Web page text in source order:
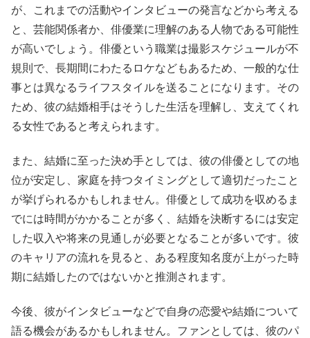
が、これまでの活動やインタビューの発言などから考える
と、芸能関係者か、俳優業に理解のある人物である可能性
が高いでしょう。俳優という職業は撮影スケジュールが不
規則で、長期間にわたるロケなどもあるため、一般的な仕
事とは異なるライフスタイルを送ることになります。その
ため、彼の結婚相手はそうした生活を理解し、支えてくれ
る女性であると考えられます。
また、結婚に至った決め手としては、彼の俳優としての地
位が安定し、家庭を持つタイミングとして適切だったこと
が挙げられるかもしれません。俳優として成功を収めるま
でには時間がかかることが多く、結婚を決断するには安定
した収入や将来の見通しが必要となることが多いです。彼
のキャリアの流れを見ると、ある程度知名度が上がった時
期に結婚したのではないかと推測されます。
今後、彼がインタビューなどで自身の恋愛や結婚について
語る機会があるかもしれません。ファンとしては、彼のパ